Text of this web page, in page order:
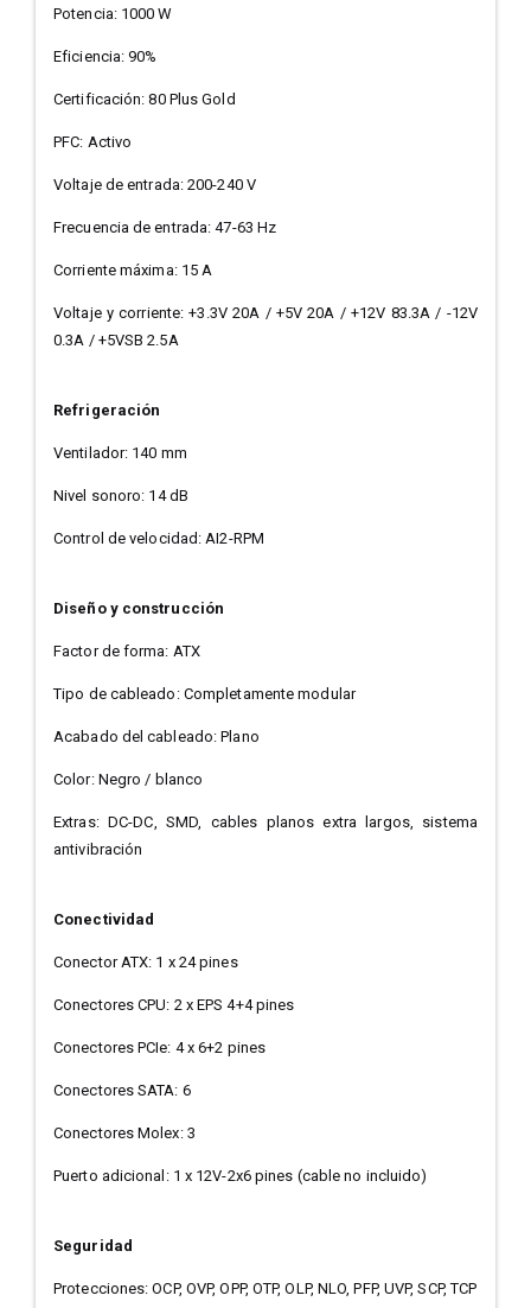
Potencia: 1000 W
Eficiencia: 90%
Certificación: 80 Plus Gold
PFC: Activo
Voltaje de entrada: 200-240 V
Frecuencia de entrada: 47-63 Hz
Corriente máxima: 15 A
Voltaje y corriente: +3.3V 20A / +5V 20A / +12V 83.3A / -12V
0.3A / +5VSB 2.5A
Refrigeración
Ventilador: 140 mm
Nivel sonoro: 14 dB
Control de velocidad: AI2-RPM
Diseño y construcción
Factor de forma: ATX
Tipo de cableado: Completamente modular
Acabado del cableado: Plano
Color: Negro / blanco
Extras: DC-DC, SMD, cables planos extra largos, sistema
antivibración
Conectividad
Conector ATX: 1 x 24 pines
Conectores CPU: 2 x EPS 4+4 pines
Conectores PCIe: 4 x 6+2 pines
Conectores SATA: 6
Conectores Molex: 3
Puerto adicional: 1 x 12V-2x6 pines (cable no incluido)
Seguridad
Protecciones: OCP, OVP, OPP, OTP, OLP, NLO, PFP, UVP, SCP, TCP